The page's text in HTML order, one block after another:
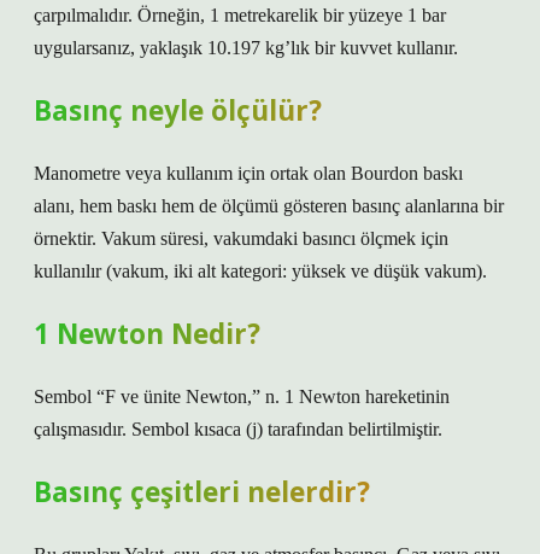
çarpılmalıdır. Örneğin, 1 metrekarelik bir yüzeye 1 bar
uygularsanız, yaklaşık 10.197 kg’lık bir kuvvet kullanır.
Basınç neyle ölçülür?
Manometre veya kullanım için ortak olan Bourdon baskı
alanı, hem baskı hem de ölçümü gösteren basınç alanlarına bir
örnektir. Vakum süresi, vakumdaki basıncı ölçmek için
kullanılır (vakum, iki alt kategori: yüksek ve düşük vakum).
1 Newton Nedir?
Sembol “F ve ünite Newton,” n. 1 Newton hareketinin
çalışmasıdır. Sembol kısaca (j) tarafından belirtilmiştir.
Basınç çeşitleri nelerdir?